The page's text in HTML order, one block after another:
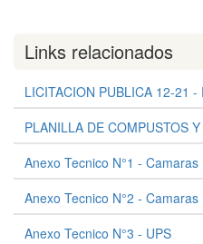
Links relacionados
LICITACION PUBLICA 12-21 -
PLANILLA DE COMPUSTOS
Anexo Tecnico N°1 - Camaras
Anexo Tecnico N°2 -
Anexo Tecnico N°3 - UPS